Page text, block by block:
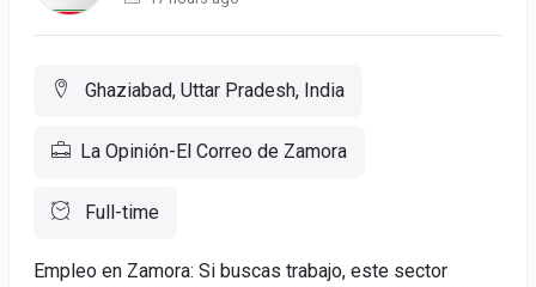
Ghaziabad, Uttar Pradesh, India
La Opinión-El Correo de Zamora
Full-time
Empleo en Zamora: Si buscas trabajo, este sector